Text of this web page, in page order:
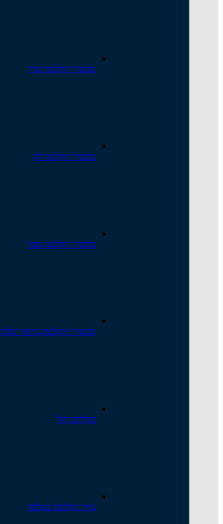
מכשיר הקלטה זעיר
מכשיר הקלטה לגן
מכשיר הקלטה סמוי
מכשירי הקלטה בייצור שלנו
מקליטי קול
ציוד הקלטה מטלפון